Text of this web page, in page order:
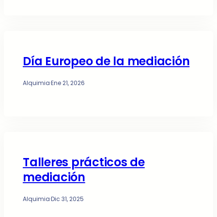
Día Europeo de la mediación
Alquimia·Ene 21, 2026
Talleres prácticos de
mediación
Alquimia·Dic 31, 2025